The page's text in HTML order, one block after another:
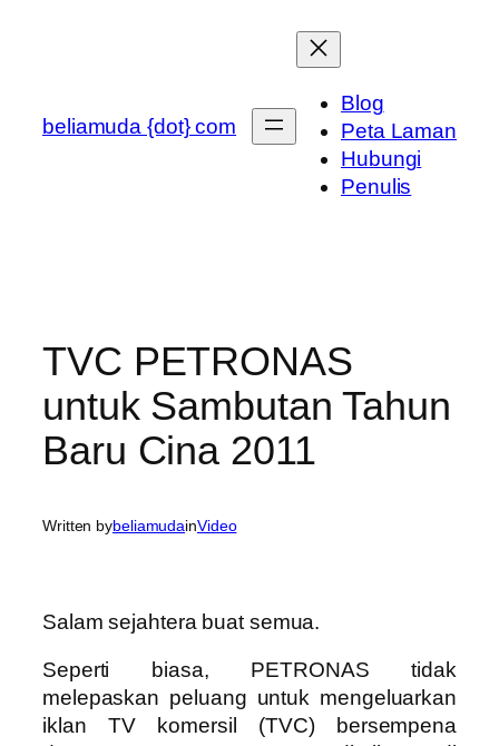
beliamuda {dot} com
Blog
Peta Laman
Hubungi
Penulis
TVC PETRONAS
untuk Sambutan Tahun
Baru Cina 2011
Written bybeliamudainVideo
Salam sejahtera buat semua.
Seperti biasa, PETRONAS tidak
melepaskan peluang untuk mengeluarkan
iklan TV komersil (TVC) bersempena